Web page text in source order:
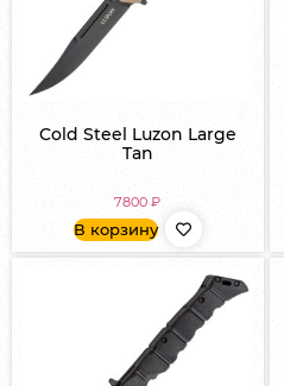
Cold Steel Luzon Large
Tan
7800₽
В корзину